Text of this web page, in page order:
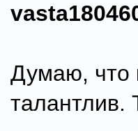
Думаю, что
талантлив.